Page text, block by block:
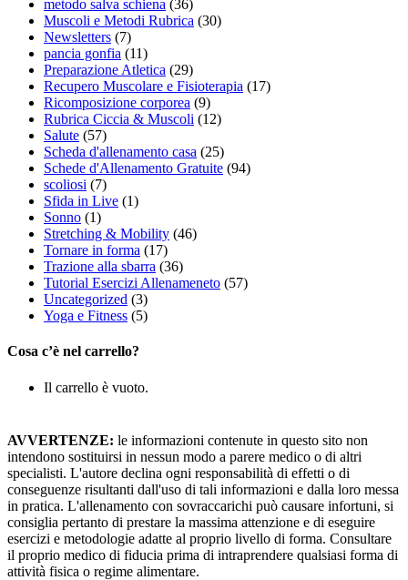
metodo salva schiena (36)
Muscoli e Metodi Rubrica (30)
Newsletters (7)
pancia gonfia (11)
Preparazione Atletica (29)
Recupero Muscolare e Fisioterapia (17)
Ricomposizione corporea (9)
Rubrica Ciccia & Muscoli (12)
Salute (57)
Scheda d'allenamento casa (25)
Schede d'Allenamento Gratuite (94)
scoliosi (7)
Sfida in Live (1)
Sonno (1)
Stretching & Mobility (46)
Tornare in forma (17)
Trazione alla sbarra (36)
Tutorial Esercizi Allenameneto (57)
Uncategorized (3)
Yoga e Fitness (5)
Cosa c’è nel carrello?
Il carrello è vuoto.
AVVERTENZE: le informazioni contenute in questo sito non
intendono sostituirsi in nessun modo a parere medico o di altri
specialisti. L'autore declina ogni responsabilità di effetti o di
conseguenze risultanti dall'uso di tali informazioni e dalla loro messa
in pratica. L'allenamento con sovraccarichi può causare infortuni, si
consiglia pertanto di prestare la massima attenzione e di eseguire
esercizi e metodologie adatte al proprio livello di forma. Consultare
il proprio medico di fiducia prima di intraprendere qualsiasi forma di
attività fisica o regime alimentare.